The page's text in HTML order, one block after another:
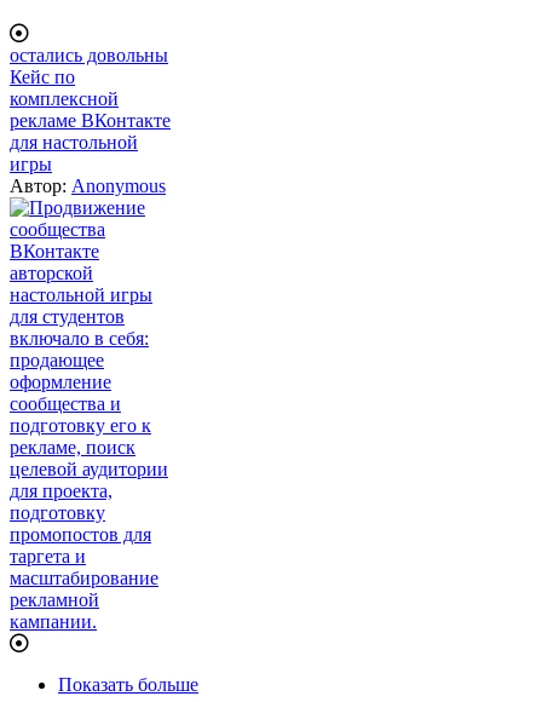
остались довольны
Кейс по
комплексной
рекламе ВКонтакте
для настольной
игры
Автор: Anonymous
Нумерация
Показать больше